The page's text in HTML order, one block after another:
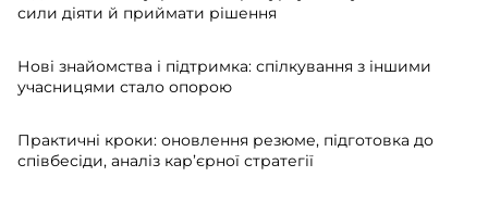
сили діяти й приймати рішення
Нові знайомства і підтримка: спілкування з іншими
учасницями стало опорою
Практичні кроки: оновлення резюме, підготовка до
співбесіди, аналіз кар’єрної стратегії